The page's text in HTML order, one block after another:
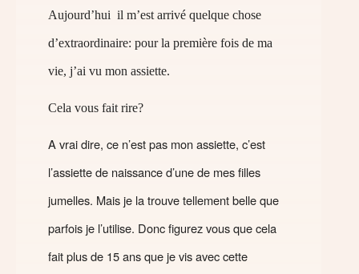
Aujourd’hui il m’est arrivé quelque chose
d’extraordinaire: pour la première fois de ma
vie, j’ai vu mon assiette.
Cela vous fait rire?
A vrai dire, ce n’est pas mon assiette, c’est
l’assiette de naissance d’une de mes filles
jumelles. Mais je la trouve tellement belle que
parfois je l’utilise. Donc figurez vous que cela
fait plus de 15 ans que je vis avec cette